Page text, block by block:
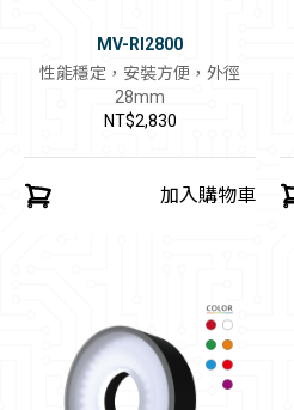
MV-RI2800
性能穩定，安裝方便，外徑
28mm
NT$2,830
加入購物車